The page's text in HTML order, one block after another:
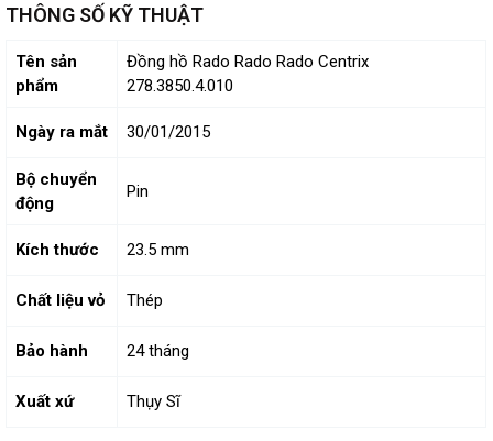
THÔNG SỐ KỸ THUẬT
Tên sản
phẩm
Đồng hồ Rado Rado Rado Centrix
278.3850.4.010
Ngày ra mắt 30/01/2015
Bộ chuyển
động
Pin
Kích thước 23.5 mm
Chất liệu vỏ Thép
Bảo hành 24 tháng
Xuất xứ Thụy Sĩ